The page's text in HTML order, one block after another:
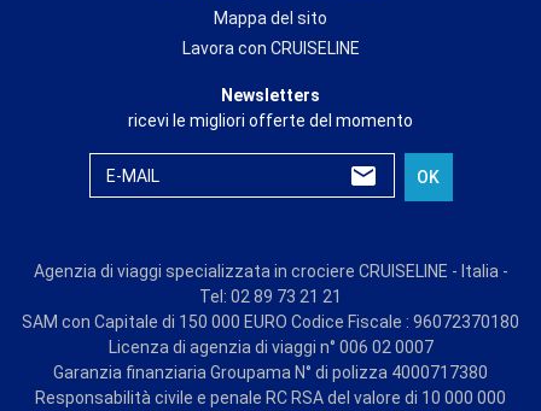
Mappa del sito
Lavora con CRUISELINE
Newsletters
ricevi le migliori offerte del momento
E-MAIL OK
Agenzia di viaggi specializzata in crociere CRUISELINE - Italia -
Tel: 02 89 73 21 21
SAM con Capitale di 150 000 EURO Codice Fiscale : 96072370180
Licenza di agenzia di viaggi n° 006 02 0007
Garanzia finanziaria Groupama N° di polizza 4000717380
Responsabilità civile e penale RC RSA del valore di 10 000 000